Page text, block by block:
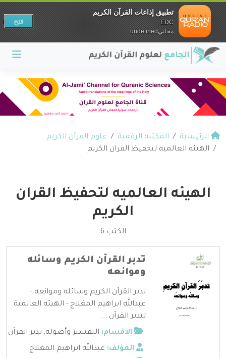
الرئيسية المكتبة الرقمية
علوم القرآن الكريم
الهيئه العالميه لتحفيظ القران الكريم
الهيئه العالميه لتحفيظ القران
الكريم
الكتب 6
تدبر القرآن الكريم وسائله
وموانعه
تدبر القرآن الكريم وسائله وموانعه -
عبدالله ابراهيم المغلاج - الهيئه العالمية
لتدبر القرآن ...
الأقسام: التفسير وأصوله, تدبر القرآن
المؤلف: عبدالله ابراهيم المغلاج
تطبيق إذاعات القرآن الكريم
EDC
مجانيundefined
فتح